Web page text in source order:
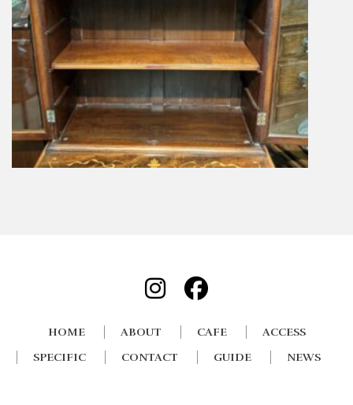
HOME ABOUT CAFE
ACCESS
SPECIFIC
CONTACT GUIDE NEWS